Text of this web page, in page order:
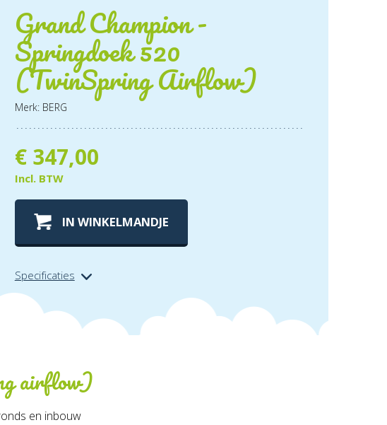
Grand Champion -
Springdoek 520
(TwinSpring Airflow)
Merk: BERG
€ 347,00
Incl. BTW
IN WINKELMANDJE
Specificaties
airflow)
en inbouw